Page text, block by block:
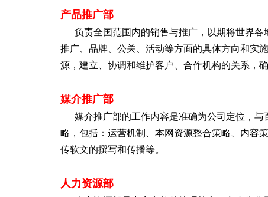
产品推广部
负责全国范围内的销售与推广，以期将世界各
推广、品牌、公关、活动等方面的具体方向和实
源，建立、协调和维护客户、合作机构的关系，
媒介推广部
媒介推广部的工作内容是准确为公司定位，与
略，包括：运营机制、本网资源整合策略、内容
传软文的撰写和传播等。
人力资源部